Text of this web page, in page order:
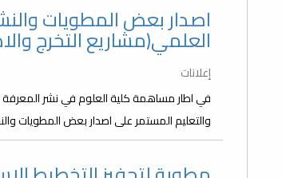
اصدار بعض المطويات
العلمي(مشاريع التخرج
إعلانات
في اطار مساهمة كلية العلوم في نشر
والتعليم المستمر على اصدار بعض المطويات